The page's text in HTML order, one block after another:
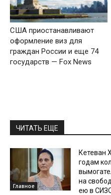
США приостанавливают
оформление виз для
граждан России и еще 74
государств — Fox News
ЧИТАТЬ ЕЩЕ
Главное
Кетеван
годам
на
ею в